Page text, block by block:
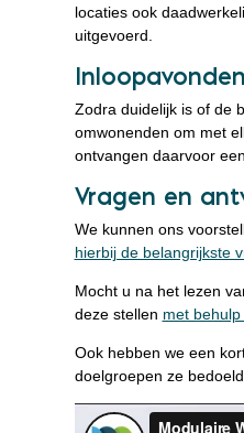
locaties ook
uitgevoerd.
Inloopavonden
Zodra duidelijk is of de
omwonenden om met
ontvangen daarvoor
Vragen en
We kunnen ons
hierbij de belangrijkste
Mocht u na het lezen
deze stellen met
Ook hebben we een
doelgroepen ze bedoeld